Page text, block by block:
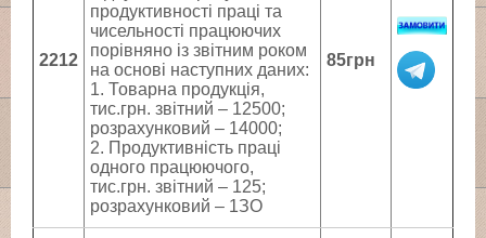
2212
продуктивності праці та
чисельності працюючих
порівняно із звітним роком
на основі наступних даних:
1. Товарна продукція,
тис.грн. звітний – 12500;
розрахунковий – 14000;
2. Продуктивність праці
одного працюючого,
тис.грн. звітний – 125;
розрахунковий – 1ЗО
85грн